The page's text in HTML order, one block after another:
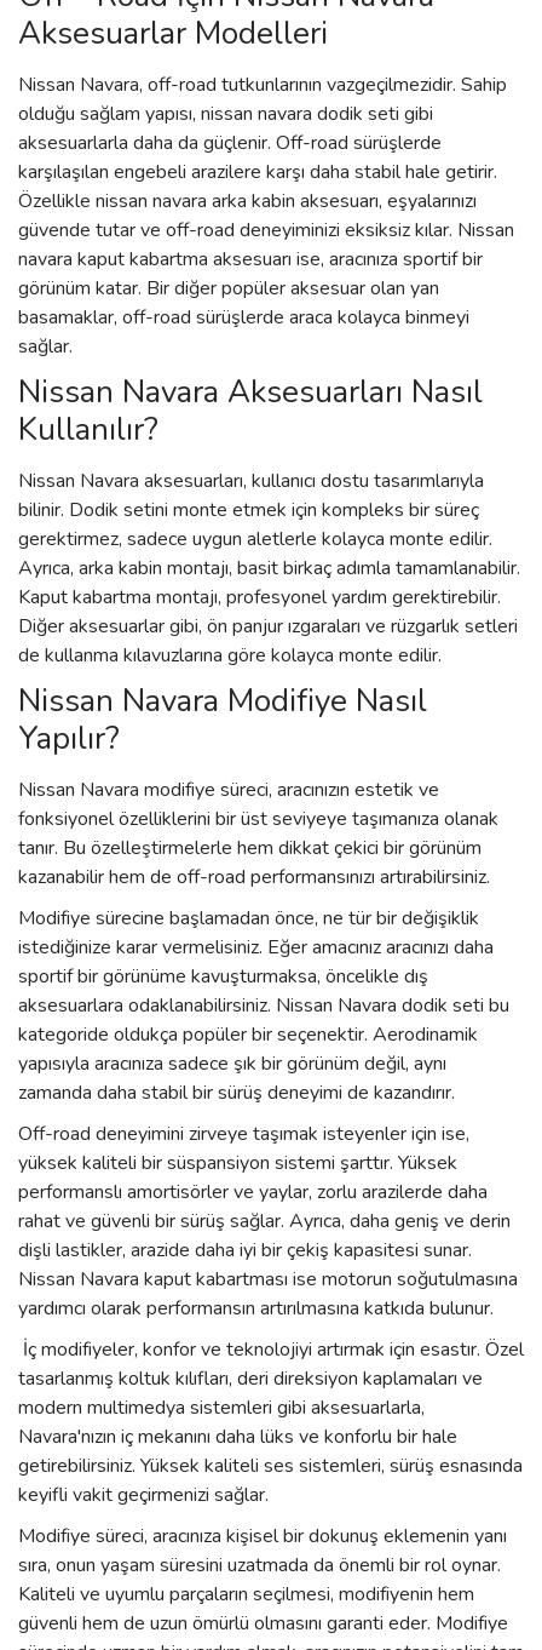
Aksesuarlar Modelleri
Nissan Navara, off-road tutkunlarının vazgeçilmezidir. Sahip
olduğu sağlam yapısı, nissan navara dodik seti gibi
aksesuarlarla daha da güçlenir. Off-road sürüşlerde
karşılaşılan engebeli arazilere karşı daha stabil hale getirir.
Özellikle nissan navara arka kabin aksesuarı, eşyalarınızı
güvende tutar ve off-road deneyiminizi eksiksiz kılar. Nissan
navara kaput kabartma aksesuarı ise, aracınıza sportif bir
görünüm katar. Bir diğer popüler aksesuar olan yan
basamaklar, off-road sürüşlerde araca kolayca binmeyi
sağlar.
Nissan Navara Aksesuarları Nasıl
Kullanılır?
Nissan Navara aksesuarları, kullanıcı dostu tasarımlarıyla
bilinir. Dodik setini monte etmek için kompleks bir süreç
gerektirmez, sadece uygun aletlerle kolayca monte edilir.
Ayrıca, arka kabin montajı, basit birkaç adımla tamamlanabilir.
Kaput kabartma montajı, profesyonel yardım gerektirebilir.
Diğer aksesuarlar gibi, ön panjur ızgaraları ve rüzgarlık setleri
de kullanma kılavuzlarına göre kolayca monte edilir.
Nissan Navara Modifiye Nasıl
Yapılır?
Nissan Navara modifiye süreci, aracınızın estetik ve
fonksiyonel özelliklerini bir üst seviyeye taşımanıza olanak
tanır. Bu özelleştirmelerle hem dikkat çekici bir görünüm
kazanabilir hem de off-road performansınızı artırabilirsiniz.
Modifiye sürecine başlamadan önce, ne tür bir değişiklik
istediğinize karar vermelisiniz. Eğer amacınız aracınızı daha
sportif bir görünüme kavuşturmaksa, öncelikle dış
aksesuarlara odaklanabilirsiniz. Nissan Navara dodik seti bu
kategoride oldukça popüler bir seçenektir. Aerodinamik
yapısıyla aracınıza sadece şık bir görünüm değil, aynı
zamanda daha stabil bir sürüş deneyimi de kazandırır.
Off-road deneyimini zirveye taşımak isteyenler için ise,
yüksek kaliteli bir süspansiyon sistemi şarttır. Yüksek
performanslı amortisörler ve yaylar, zorlu arazilerde daha
rahat ve güvenli bir sürüş sağlar. Ayrıca, daha geniş ve derin
dişli lastikler, arazide daha iyi bir çekiş kapasitesi sunar.
Nissan Navara kaput kabartması ise motorun soğutulmasına
yardımcı olarak performansın artırılmasına katkıda bulunur.
İç modifiyeler, konfor ve teknolojiyi artırmak için esastır. Özel
tasarlanmış koltuk kılıfları, deri direksiyon kaplamaları ve
modern multimedya sistemleri gibi aksesuarlarla,
Navara'nızın iç mekanını daha lüks ve konforlu bir hale
getirebilirsiniz. Yüksek kaliteli ses sistemleri, sürüş esnasında
keyifli vakit geçirmenizi sağlar.
Modifiye süreci, aracınıza kişisel bir dokunuş eklemenin yanı
sıra, onun yaşam süresini uzatmada da önemli bir rol oynar.
Kaliteli ve uyumlu parçaların seçilmesi, modifiyenin hem
güvenli hem de uzun ömürlü olmasını garanti eder. Modifiye